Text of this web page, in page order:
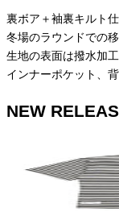
裏ボア＋袖裏キルト
冬場のラウンドでの
生地の表面は撥水加工
インナーポケット、
NEW